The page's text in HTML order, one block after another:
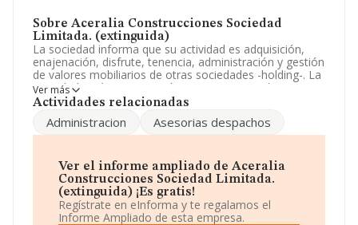
Sobre Aceralia Construcciones Sociedad
Limitada. (extinguida)
La sociedad informa que su actividad es adquisición,
enajenación, disfrute, tenencia, administración y gestión
de valores mobiliarios de otras sociedades -holding-. La
sociedad está inscrita en el Registro Mercantil como
Sociedad Limitada. Su actividad CNAE es '%cnae%' con
mercados exteriores.
han crecido un 1.082%, no obstante, ha mantenido el
mismo ebitda que tenía en 2007%. La plantilla
permanece igual y teniendo en cuenta la información
disponible en INFORMA, ha dispuesto de un número de
empleados por debajo de la media de sector.
Ver más
Actividades relacionadas
Administracion Asesorias despachos
Ver el informe ampliado de Aceralia
Construcciones Sociedad Limitada.
(extinguida) ¡Es gratis!
Regístrate en eInforma y te regalamos el
Informe Ampliado de esta empresa.